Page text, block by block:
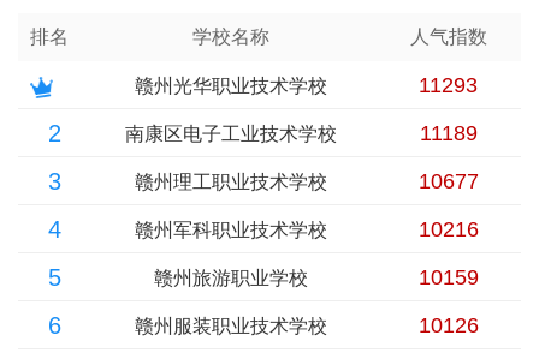
排名 学校名称 人气指数
赣州光华职业技术学校 11293
2 南康区电子工业技术学校 11189
3 赣州理工职业技术学校 10677
4 赣州军科职业技术学校 10216
5 赣州旅游职业学校 10159
6 赣州服装职业技术学校 10126